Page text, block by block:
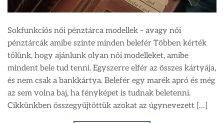
Sokfunkciós női pénztárca modellek – avagy női
pénztárcák amibe szinte minden belefér Többen kérték
tőlünk, hogy ajánlunk olyan női modelleket, amibe
mindent bele tud tenni. Egyszerre elfér az összes kártyája,
és nem csak a bankkártya. Belefér egy marék apró és még
az sem volna baj, ha fényképet is tudnak beletenni.
Cikkünkben összegyűjtöttük azokat az úgynevezett […]